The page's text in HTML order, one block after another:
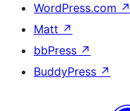
WordPress.com ↗
Matt ↗
bbPress ↗
BuddyPress ↗